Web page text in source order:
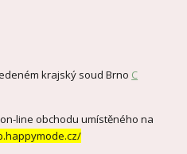
krajský soud Brno C
line obchodu umístěného na